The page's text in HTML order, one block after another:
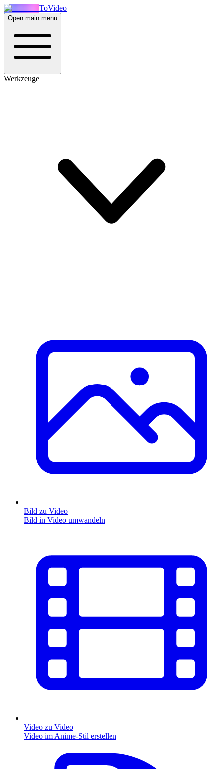
ToVideo
Open main menu
Werkzeuge
Bild zu Video
Bild in Video umwandeln
Video zu Video
Video im Anime-Stil erstellen